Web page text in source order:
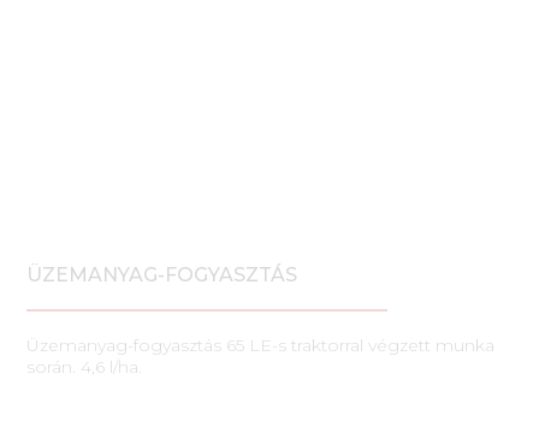
ÜZEMANYAG-FOGYASZTÁS
Üzemanyag-fogyasztás 65 LE-s traktorral végzett munka
során. 4,6 l/ha.